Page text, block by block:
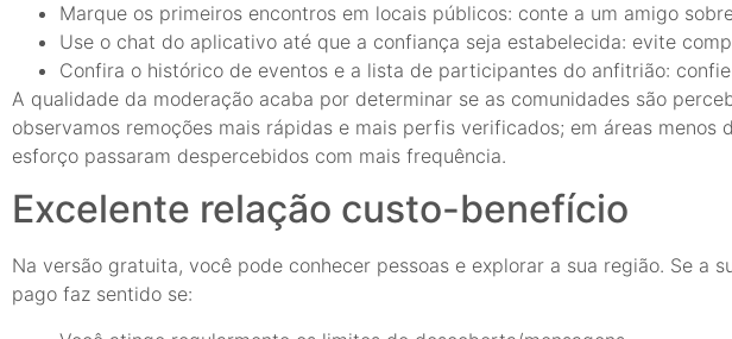
Marque os primeiros encontros em locais públicos: conte a um amigo
Use o chat do aplicativo até que a confiança seja estabelecida: evite
Confira o histórico de eventos e a lista de participantes do anfitrião:
A qualidade da moderação acaba por determinar se as comunidades são
observamos remoções mais rápidas e mais perfis verificados; em áreas
esforço passaram despercebidos com mais frequência.
Excelente relação custo-benefício
Na versão gratuita, você pode conhecer pessoas e explorar a sua região. Se
pago faz sentido se: